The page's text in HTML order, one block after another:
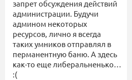
запрет обсуждения действий
администрации. Будучи
админом некоторых
ресурсов, лично я всегда
таких умников отправлял в
перманентную баню. А здесь
как-то еще либеральненько…
:(